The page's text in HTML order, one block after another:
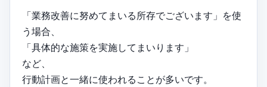
「業務改善に努めてまいる所存でございます」を使
う場合、
「具体的な施策を実施してまいります」
など、
行動計画と一緒に使われることが多いです。